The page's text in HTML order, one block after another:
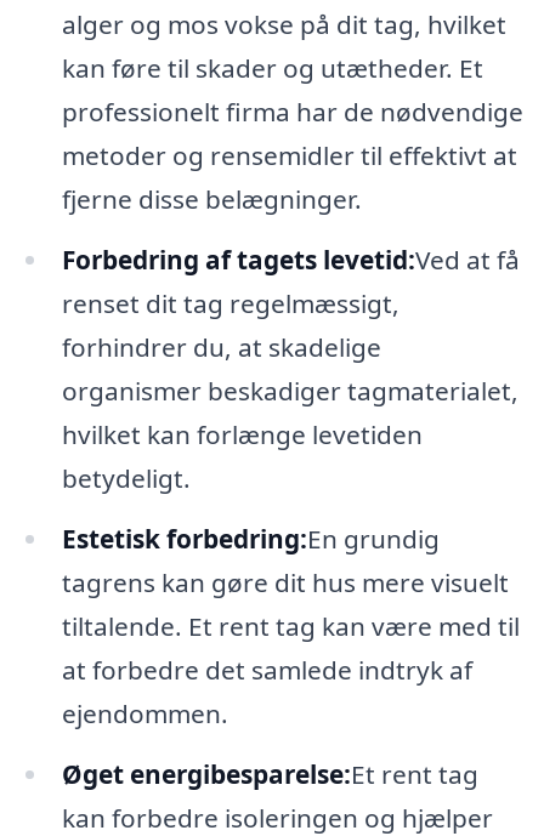
alger og mos vokse på dit tag, hvilket
kan føre til skader og utætheder. Et
professionelt firma har de nødvendige
metoder og rensemidler til effektivt at
fjerne disse belægninger.
Forbedring af tagets levetid:Ved at få
renset dit tag regelmæssigt,
forhindrer du, at skadelige
organismer beskadiger tagmaterialet,
hvilket kan forlænge levetiden
betydeligt.
Estetisk forbedring:En grundig
tagrens kan gøre dit hus mere visuelt
tiltalende. Et rent tag kan være med til
at forbedre det samlede indtryk af
ejendommen.
Øget energibesparelse:Et rent tag
kan forbedre isoleringen og hjælper